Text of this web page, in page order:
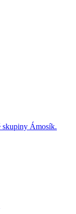
skupiny Ámosík.